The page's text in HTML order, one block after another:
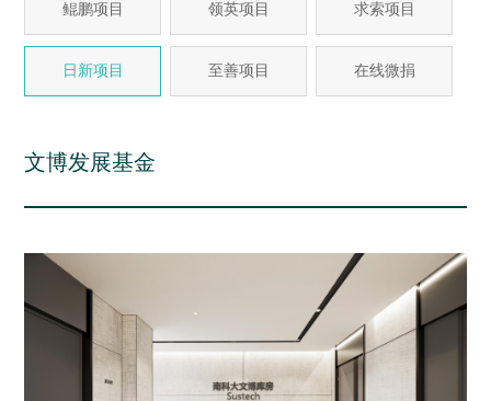
鲲鹏项目 领英项目 求索项目
日新项目 至善项目 在线微捐
文博发展基金